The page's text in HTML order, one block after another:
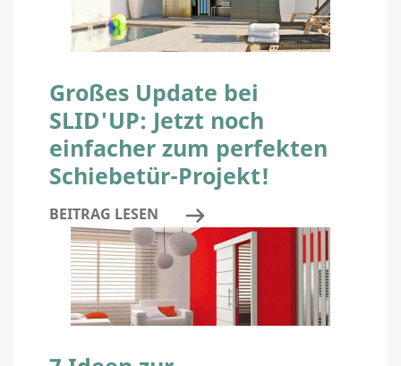
Großes Update bei
SLID'UP: Jetzt noch
einfacher zum perfekten
Schiebetür-Projekt!
BEITRAG LESEN